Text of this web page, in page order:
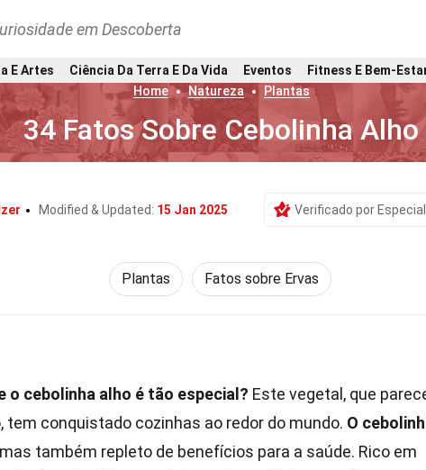
em Descoberta
E Artes Ciência Da Terra E Da Vida Eventos
Fitness E Bem-
Home
Natureza Plantas
34 Fatos Sobre Cebolinha Alho
Modified & Updated: 15 Jan 2025 Verificado por
Plantas Fatos sobre Ervas
o cebolinha alho é tão especial? Este vegetal, que
tem conquistado cozinhas ao redor do mundo. O
também repleto de benefícios para a saúde. Rico em